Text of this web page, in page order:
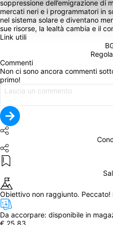
soppressione dell’emigrazione di
mercati neri e i programmatori in
nel sistema solare e diventano
sue risorse, la lealtà cambia e il
Link utili
Commenti
Non ci sono ancora commenti
primo!
Obiettivo non raggiunto. Peccato!
Da accorpare: disponibile in
€ 25,83